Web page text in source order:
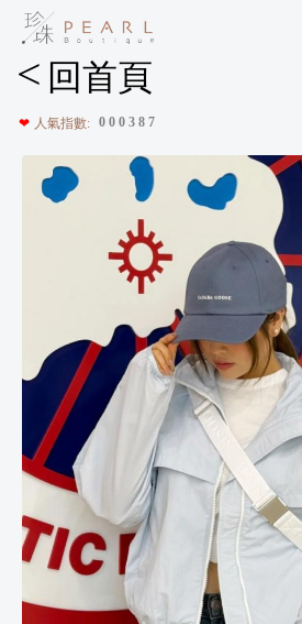
< 回首頁
❤ 人氣指數: 0 0 0 3 8 7